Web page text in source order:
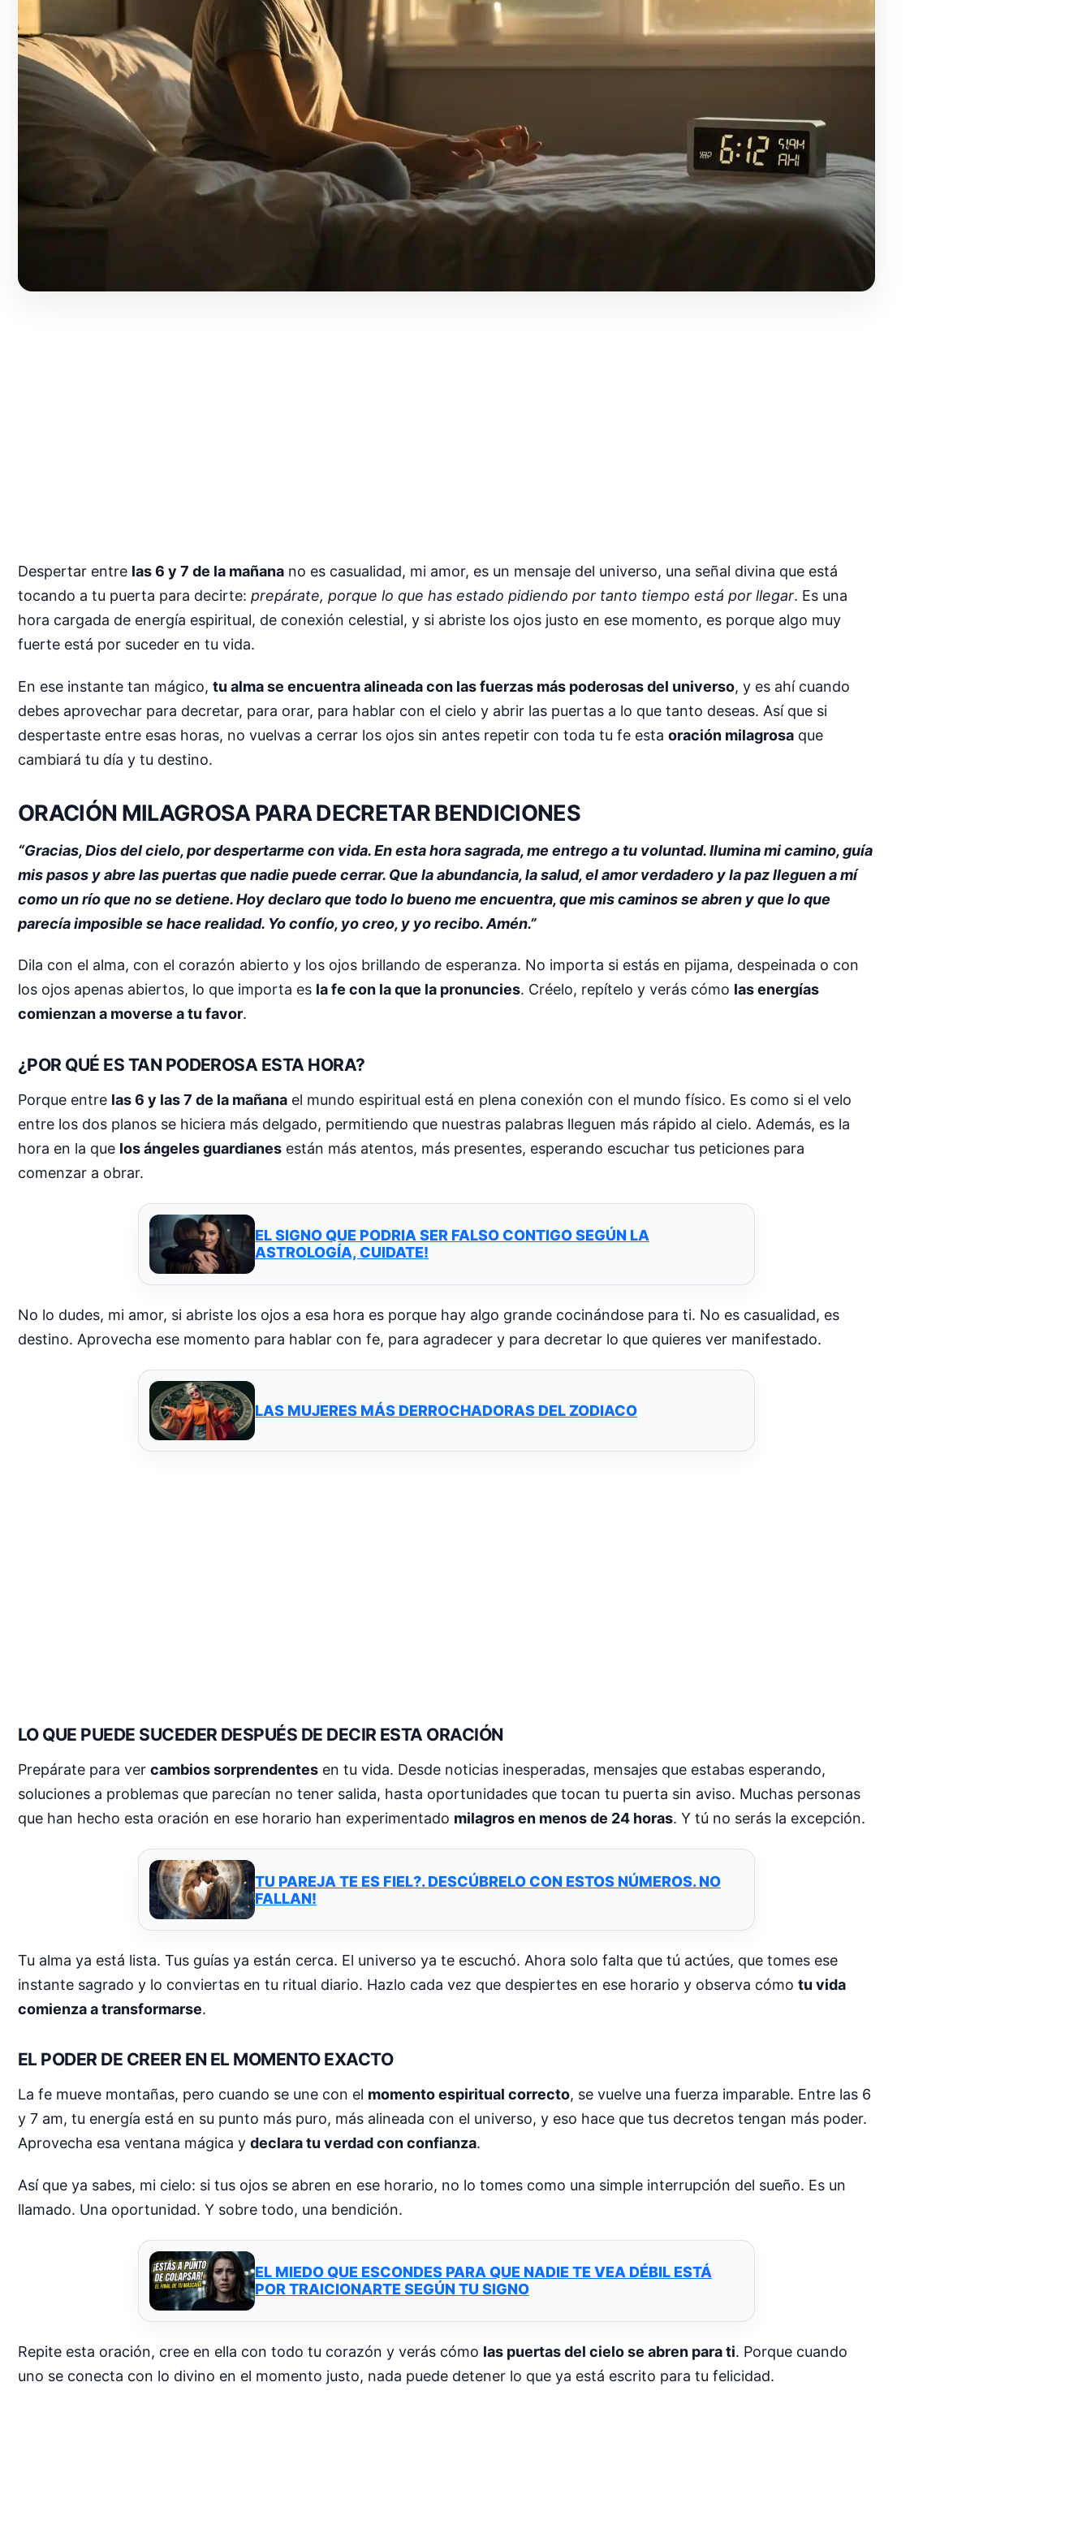
Despertar entre las 6 y 7 de la mañana no es casualidad, mi amor, es un mensaje del universo, una señal divina que está
tocando a tu puerta para decirte: prepárate, porque lo que has estado pidiendo por tanto tiempo está por llegar. Es una
hora cargada de energía espiritual, de conexión celestial, y si abriste los ojos justo en ese momento, es porque algo muy
fuerte está por suceder en tu vida.
En ese instante tan mágico, tu alma se encuentra alineada con las fuerzas más poderosas del universo, y es ahí cuando
debes aprovechar para decretar, para orar, para hablar con el cielo y abrir las puertas a lo que tanto deseas. Así que si
despertaste entre esas horas, no vuelvas a cerrar los ojos sin antes repetir con toda tu fe esta oración milagrosa que
cambiará tu día y tu destino.
ORACIÓN MILAGROSA PARA DECRETAR BENDICIONES
“Gracias, Dios del cielo, por despertarme con vida. En esta hora sagrada, me entrego a tu voluntad. Ilumina mi camino, guía
mis pasos y abre las puertas que nadie puede cerrar. Que la abundancia, la salud, el amor verdadero y la paz lleguen a mí
como un río que no se detiene. Hoy declaro que todo lo bueno me encuentra, que mis caminos se abren y que lo que
parecía imposible se hace realidad. Yo confío, yo creo, y yo recibo. Amén.”
Dila con el alma, con el corazón abierto y los ojos brillando de esperanza. No importa si estás en pijama, despeinada o con
los ojos apenas abiertos, lo que importa es la fe con la que la pronuncies. Créelo, repítelo y verás cómo las energías
comienzan a moverse a tu favor.
¿POR QUÉ ES TAN PODEROSA ESTA HORA?
Porque entre las 6 y las 7 de la mañana el mundo espiritual está en plena conexión con el mundo físico. Es como si el velo
entre los dos planos se hiciera más delgado, permitiendo que nuestras palabras lleguen más rápido al cielo. Además, es la
hora en la que los ángeles guardianes están más atentos, más presentes, esperando escuchar tus peticiones para
comenzar a obrar.
EL SIGNO QUE PODRIA SER FALSO CONTIGO SEGÚN LA
ASTROLOGÍA, CUIDATE!
No lo dudes, mi amor, si abriste los ojos a esa hora es porque hay algo grande cocinándose para ti. No es casualidad, es
destino. Aprovecha ese momento para hablar con fe, para agradecer y para decretar lo que quieres ver manifestado.
LAS MUJERES MÁS DERROCHADORAS DEL ZODIACO
LO QUE PUEDE SUCEDER DESPUÉS DE DECIR ESTA ORACIÓN
Prepárate para ver cambios sorprendentes en tu vida. Desde noticias inesperadas, mensajes que estabas esperando,
soluciones a problemas que parecían no tener salida, hasta oportunidades que tocan tu puerta sin aviso. Muchas personas
que han hecho esta oración en ese horario han experimentado milagros en menos de 24 horas. Y tú no serás la excepción.
TU PAREJA TE ES FIEL?. DESCÚBRELO CON ESTOS NÚMEROS. NO
FALLAN!
Tu alma ya está lista. Tus guías ya están cerca. El universo ya te escuchó. Ahora solo falta que tú actúes, que tomes ese
instante sagrado y lo conviertas en tu ritual diario. Hazlo cada vez que despiertes en ese horario y observa cómo tu vida
comienza a transformarse.
EL PODER DE CREER EN EL MOMENTO EXACTO
La fe mueve montañas, pero cuando se une con el momento espiritual correcto, se vuelve una fuerza imparable. Entre las 6
y 7 am, tu energía está en su punto más puro, más alineada con el universo, y eso hace que tus decretos tengan más poder.
Aprovecha esa ventana mágica y declara tu verdad con confianza.
Así que ya sabes, mi cielo: si tus ojos se abren en ese horario, no lo tomes como una simple interrupción del sueño. Es un
llamado. Una oportunidad. Y sobre todo, una bendición.
EL MIEDO QUE ESCONDES PARA QUE NADIE TE VEA DÉBIL ESTÁ
POR TRAICIONARTE SEGÚN TU SIGNO
Repite esta oración, cree en ella con todo tu corazón y verás cómo las puertas del cielo se abren para ti. Porque cuando
uno se conecta con lo divino en el momento justo, nada puede detener lo que ya está escrito para tu felicidad.